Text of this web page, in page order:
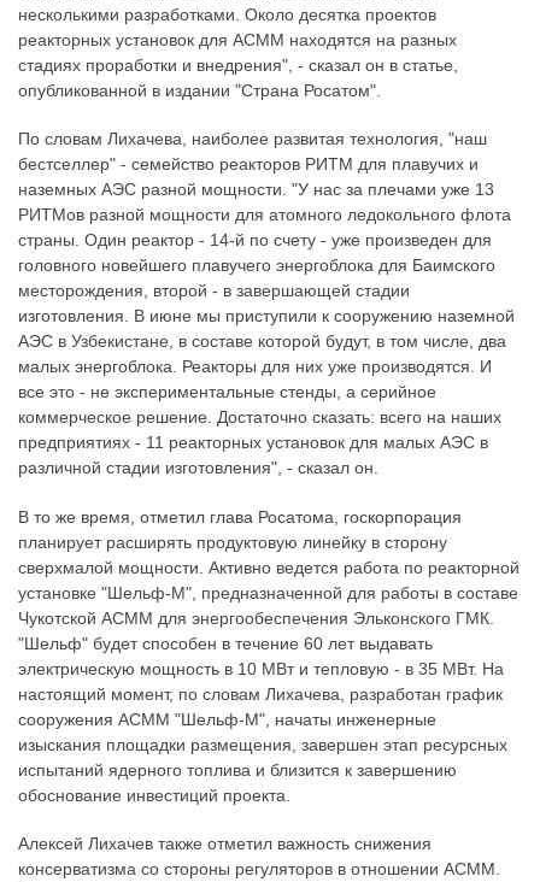
несколькими разработками. Около десятка проектов
реакторных установок для АСММ находятся на разных
стадиях проработки и внедрения", - сказал он в статье,
опубликованной в издании "Страна Росатом".
По словам Лихачева, наиболее развитая технология, "наш
бестселлер" - семейство реакторов РИТМ для плавучих и
наземных АЭС разной мощности. "У нас за плечами уже 13
РИТМов разной мощности для атомного ледокольного флота
страны. Один реактор - 14-й по счету - уже произведен для
головного новейшего плавучего энергоблока для Баимского
месторождения, второй - в завершающей стадии
изготовления. В июне мы приступили к сооружению наземной
АЭС в Узбекистане, в составе которой будут, в том числе, два
малых энергоблока. Реакторы для них уже производятся. И
все это - не экспериментальные стенды, а серийное
коммерческое решение. Достаточно сказать: всего на наших
предприятиях - 11 реакторных установок для малых АЭС в
различной стадии изготовления", - сказал он.
В то же время, отметил глава Росатома, госкорпорация
планирует расширять продуктовую линейку в сторону
сверхмалой мощности. Активно ведется работа по реакторной
установке "Шельф-М", предназначенной для работы в составе
Чукотской АСММ для энергообеспечения Эльконского ГМК.
"Шельф" будет способен в течение 60 лет выдавать
электрическую мощность в 10 МВт и тепловую - в 35 МВт. На
настоящий момент, по словам Лихачева, разработан график
сооружения АСММ "Шельф-М", начаты инженерные
изыскания площадки размещения, завершен этап ресурсных
испытаний ядерного топлива и близится к завершению
обоснование инвестиций проекта.
Алексей Лихачев также отметил важность снижения
консерватизма со стороны регуляторов в отношении АСММ.